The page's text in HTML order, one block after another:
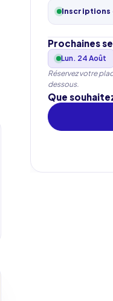
Inscriptions
Prochaines
Lun. 24 Août
Réservez votre
dessous.
Que